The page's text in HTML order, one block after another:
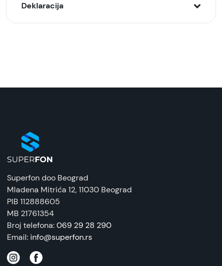
Deklaracija
Naziv i vrsta robe:
Tehnomarket
EAN:
8676424201699, 8676424204390
Zemlja porekla:
Kina
Prava potrošača:
Zagarantovana sva prava kupaca po osnovu
na daljinu, uslove reklamacije i povrata pročitajte
Superfon doo Beograd
Mladena Mitrića 12, 11030 Beograd
PIB 112888605
MB 21761354
Broj telefona:069 29 28 290
Email: info@superfon.rs